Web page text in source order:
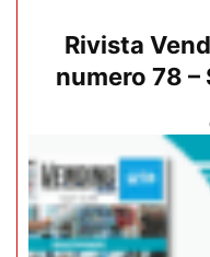
Rivista
numero 78